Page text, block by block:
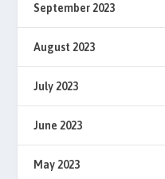
September 2023
August 2023
July 2023
June 2023
May 2023